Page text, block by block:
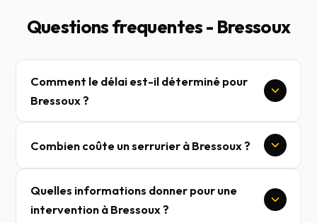
Questions frequentes - Bressoux
Comment le délai est-il déterminé pour
Bressoux ?
Combien coûte un serrurier à Bressoux ?
Quelles informations donner pour une
intervention à Bressoux ?